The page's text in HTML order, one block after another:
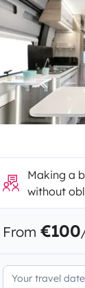
Making a
without
From €100
Your travel